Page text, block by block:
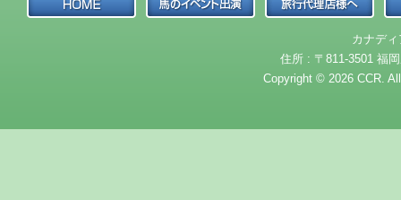
カナデ
住所 : 〒811-3501 福
Copyright © 2026 CCR.